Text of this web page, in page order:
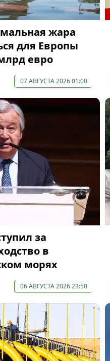
жара
для Европы
евро
07 АВГУСТА 2026 01:00
за
в
морях
06 АВГУСТА 2026 23:50